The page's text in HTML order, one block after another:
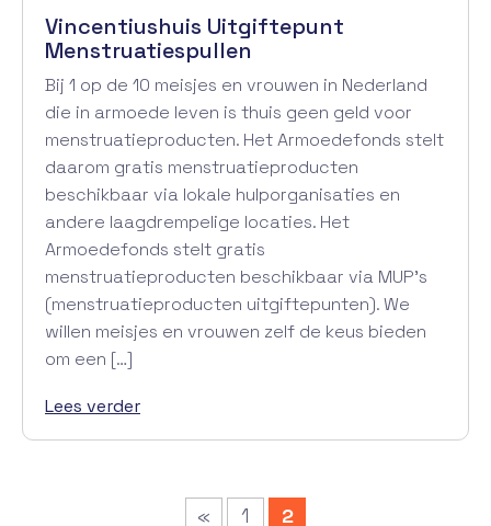
Vincentiushuis Uitgiftepunt
Menstruatiespullen
Bij 1 op de 10 meisjes en vrouwen in Nederland
die in armoede leven is thuis geen geld voor
menstruatieproducten. Het Armoedefonds stelt
daarom gratis menstruatieproducten
beschikbaar via lokale hulporganisaties en
andere laagdrempelige locaties. Het
Armoedefonds stelt gratis
menstruatieproducten beschikbaar via MUP’s
(menstruatieproducten uitgiftepunten). We
willen meisjes en vrouwen zelf de keus bieden
om een […]
Lees verder
« 1 2